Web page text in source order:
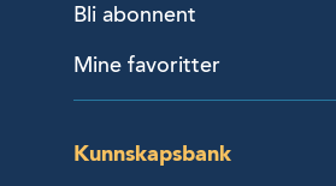
Bli abonnent
Mine favoritter
Kunnskapsbank